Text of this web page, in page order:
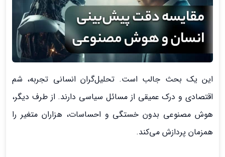
این یک بحث جالب است. تحلیل‌گران انسانی تجربه، شم
اقتصادی و درک عمیقی از مسائل سیاسی دارند. از طرف دیگر،
هوش مصنوعی بدون خستگی و احساسات، هزاران متغیر را
همزمان پردازش می‌کند.